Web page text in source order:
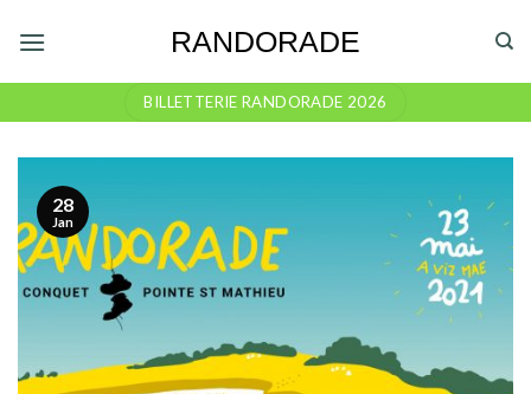
RANDORADE
BILLETTERIE RANDORADE 2026
28
Jan